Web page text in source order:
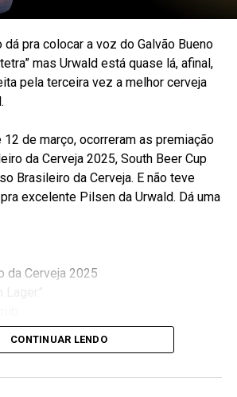
dá pra colocar a voz do Galvão Bueno
mas Urwald está quase lá, afinal,
pela terceira vez a melhor cerveja
de março, ocorreram as premiação
da Cerveja 2025, South Beer Cup
Brasileiro da Cerveja. E não teve
excelente Pilsen da Urwald. Dá uma
da Cerveja 2025
CONTINUAR LENDO